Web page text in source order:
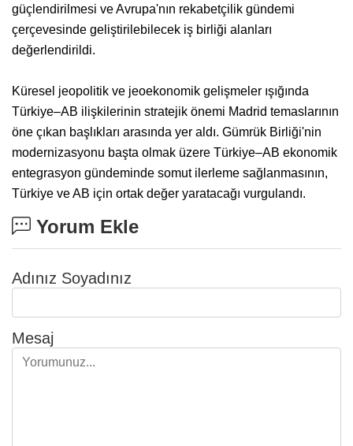
güçlendirilmesi ve Avrupa'nın rekabetçilik gündemi
çerçevesinde geliştirilebilecek iş birliği alanları
değerlendirildi.
Küresel jeopolitik ve jeoekonomik gelişmeler ışığında
Türkiye–AB ilişkilerinin stratejik önemi Madrid temaslarının
öne çıkan başlıkları arasında yer aldı. Gümrük Birliği'nin
modernizasyonu başta olmak üzere Türkiye–AB ekonomik
entegrasyon gündeminde somut ilerleme sağlanmasının,
Türkiye ve AB için ortak değer yaratacağı vurgulandı.
Yorum Ekle
Adınız Soyadınız
Mesaj